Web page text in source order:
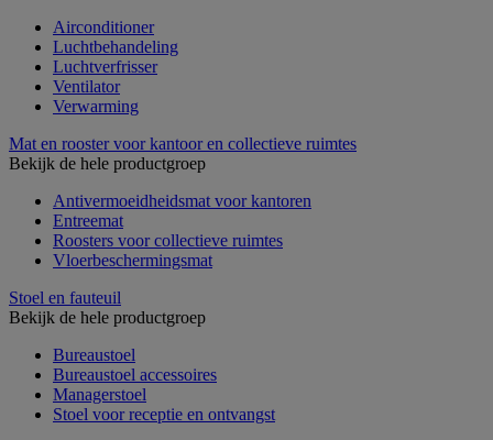
Airconditioner
Luchtbehandeling
Luchtverfrisser
Ventilator
Verwarming
Mat en rooster voor kantoor en collectieve ruimtes
Bekijk de hele productgroep
Antivermoeidheidsmat voor kantoren
Entreemat
Roosters voor collectieve ruimtes
Vloerbeschermingsmat
Stoel en fauteuil
Bekijk de hele productgroep
Bureaustoel
Bureaustoel accessoires
Managerstoel
Stoel voor receptie en ontvangst